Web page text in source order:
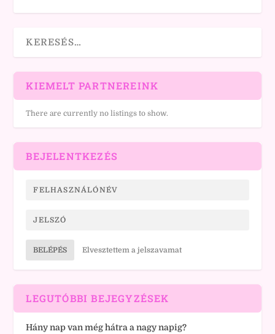
KIEMELT PARTNEREINK
There are currently no listings to show.
BEJELENTKEZÉS
BELÉPÉS Elvesztettem a jelszavamat
LEGUTÓBBI BEJEGYZÉSEK
Hány nap van még hátra a nagy napig?